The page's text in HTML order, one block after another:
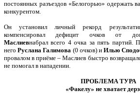
постоянных разъездов «Белогорью» одержать
конкурентом.
Он установил личный рекорд
компенсировал дефицит очков от
Маслиевнабрал всего 4 очка за пять партий.
негоРуслана Галимова (0 очков) иИлью
провалом в приёме – Маслиев быстро
не помогал в нападении.
ПРОБЛЕМА ТУРА
«Факелу» не хватает